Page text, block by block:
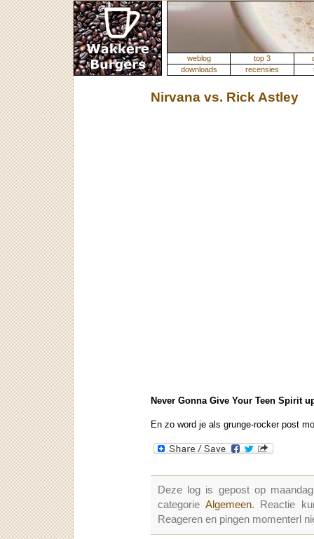
weblog top 3
downloads
recensies
Nirvana vs. Rick Astley
Never Gonna Give Your Teen Spirit
En zo word je als grunge-rocker post
Deze log is gepost op
categorie Algemeen. Reactie
Reageren en pingen momenterl